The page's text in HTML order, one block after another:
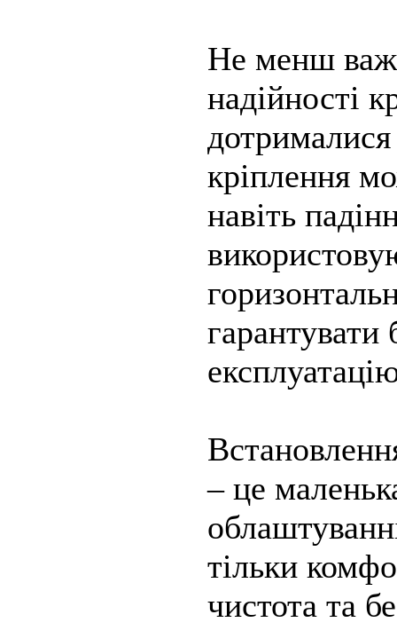
Не менш
надійності
кріплення
навіть
гарантувати
– це
тільки
чистота та